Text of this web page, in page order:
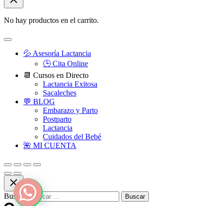
No hay productos en el carrito.
💦 Asesoría Lactancia
🕒 Cita Online
📆 Cursos en Directo
Lactancia Exitosa
Sacaleches
💬 BLOG
Embarazo y Parto
Postparto
Lactancia
Cuidados del Bebé
🌺 MI CUENTA
Buscar: